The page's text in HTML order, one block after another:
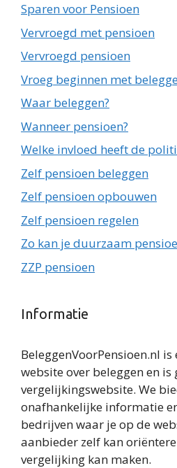
Sparen voor Pensioen
Vervroegd met pensioen
Vervroegd pensioen
Vroeg beginnen met
Waar beleggen?
Wanneer pensioen?
Welke invloed heeft de
Zelf pensioen beleggen
Zelf pensioen opbouwen
Zelf pensioen regelen
Zo kan je duurzaam
ZZP pensioen
Informatie
BeleggenVoorPensioen.nl
website over beleggen en is
vergelijkingswebsite. We
onafhankelijke informatie
bedrijven waar je op de
aanbieder zelf kan
vergelijking kan maken.